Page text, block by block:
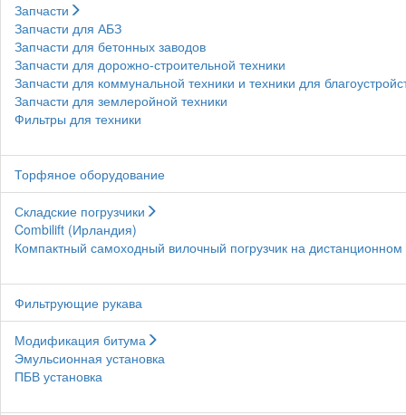
Запчасти
Запчасти для АБЗ
Запчасти для бетонных заводов
Запчасти для дорожно-строительной техники
Запчасти для коммунальной техники и техники для
Запчасти для землеройной техники
Фильтры для техники
Торфяное оборудование
Складские погрузчики
Combilift (Ирландия)
Компактный самоходный вилочный погрузчик на
Фильтрующие рукава
Модификация битума
Эмульсионная установка
ПБВ установка